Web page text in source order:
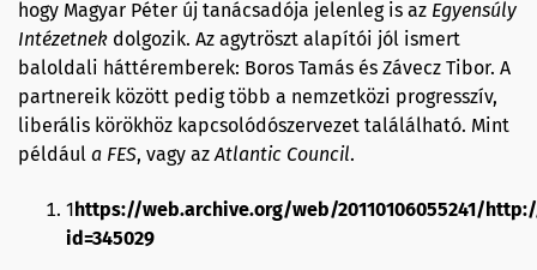
hogy Magyar Péter új tanácsadója jelenleg is az Egyensúly
Intézetnek dolgozik. Az agytröszt alapítói jól ismert
baloldali háttéremberek: Boros Tamás és Závecz Tibor. A
partnereik között pedig több a nemzetközi progresszív,
liberális körökhöz kapcsolódószervezet találálható. Mint
például a FES, vagy azAtlantic Council.
1 https://web.archive.org/web/20110106055241/
id=345029